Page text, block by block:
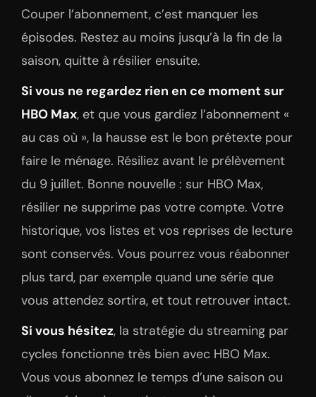
Couper l’abonnement, c’est manquer les
épisodes. Restez au moins jusqu’à la fin de la
saison, quitte à résilier ensuite.
Si vous ne regardez rien en ce moment sur
HBO Max, et que vous gardiez l’abonnement «
au cas où », la hausse est le bon prétexte pour
faire le ménage. Résiliez avant le prélèvement
du 9 juillet. Bonne nouvelle : sur HBO Max,
résilier ne supprime pas votre compte. Votre
historique, vos listes et vos reprises de lecture
sont conservés. Vous pourrez vous réabonner
plus tard, par exemple quand une série que
vous attendez sortira, et tout retrouver intact.
Si vous hésitez, la stratégie du streaming par
cycles fonctionne très bien avec HBO Max.
Vous vous abonnez le temps d’une saison ou